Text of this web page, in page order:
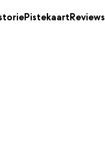
PistekaartReviews